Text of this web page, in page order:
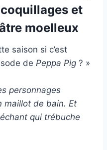
et
moelleux
saison si c’est
de Peppa Pig ? »
personnages
maillot de bain. Et
qui trébuche